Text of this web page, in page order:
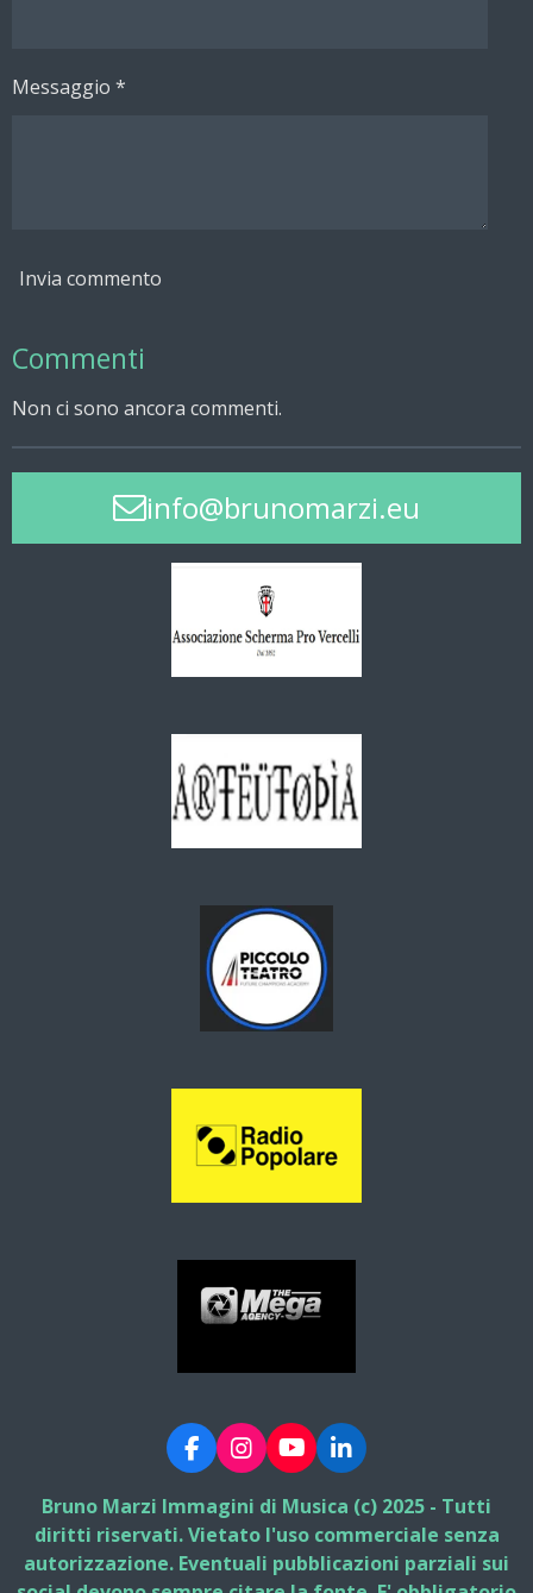
Messaggio *
Invia commento
Commenti
Non ci sono ancora commenti.
info@brunomarzi.eu
F
a
c
e
b
o
I
n
s
t
a
g
Y
o
u
T
u
b
L
i
n
k
e
d
Bruno Marzi Immagini di Musica (c) 2025 - Tutti
diritti riservati. Vietato l'uso commerciale senza
autorizzazione. Eventuali pubblicazioni parziali sui